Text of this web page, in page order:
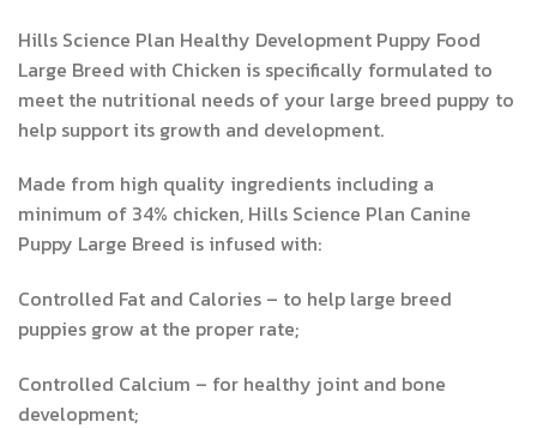
Hills Science Plan Healthy Development Puppy Food
Large Breed with Chicken is specifically formulated to
meet the nutritional needs of your large breed puppy to
help support its growth and development.
Made from high quality ingredients including a
minimum of 34% chicken, Hills Science Plan Canine
Puppy Large Breed is infused with:
Controlled Fat and Calories – to help large breed
puppies grow at the proper rate;
Controlled Calcium – for healthy joint and bone
development;